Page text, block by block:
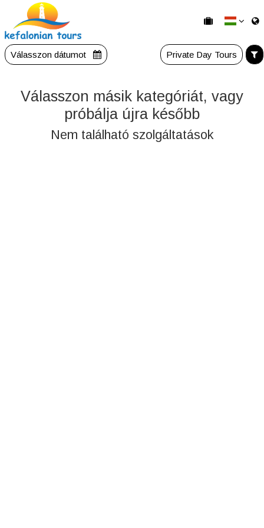
Válasszon dátumot Private Day Tours
Válasszon másik kategóriát, vagy
próbálja újra később
Nem található szolgáltatások